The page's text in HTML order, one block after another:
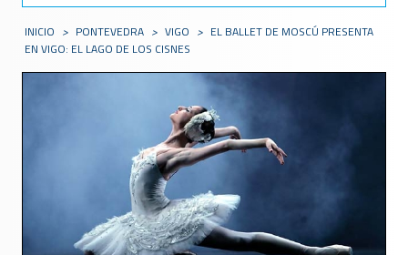
INICIO > PONTEVEDRA > VIGO > EL BALLET DE MOSCÚ PRESENTA
EN VIGO: EL LAGO DE LOS CISNES